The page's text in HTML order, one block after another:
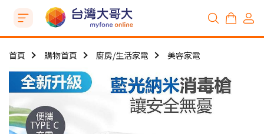
首頁 購物首頁 廚房/生活家電 美容家電